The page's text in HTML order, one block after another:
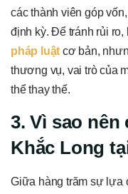
các thành viên góp
định kỳ. Để tránh rủi
pháp luật cơ bản,
thương vụ, vai trò của
thể thay thế.
3. Vì sao
Khắc Long
Giữa hàng trăm sự lựa